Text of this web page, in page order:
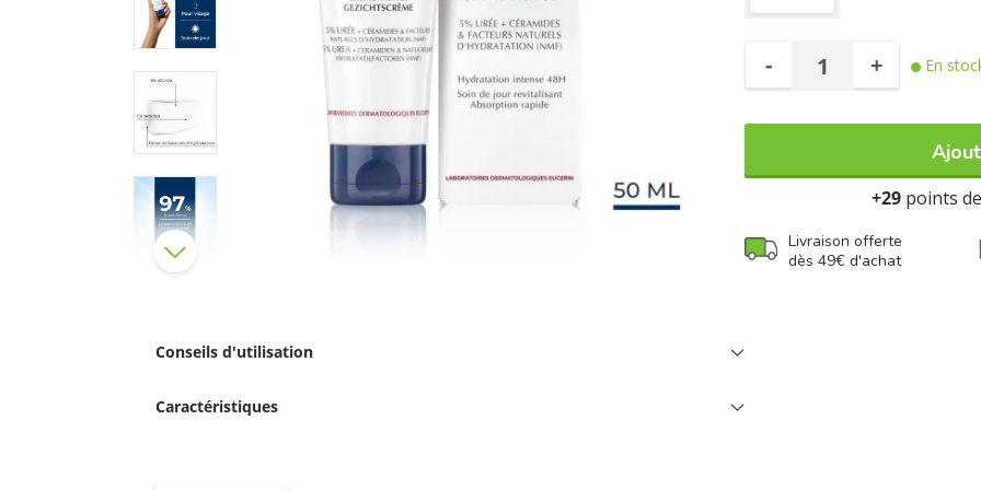
En
- +
+29 points
Livraison offerte
dès 49€ d'achat
Conseils d'utilisation
Caractéristiques